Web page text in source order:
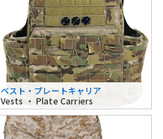
ベスト・プレートキャリア
Vests ・ Plate Carriers